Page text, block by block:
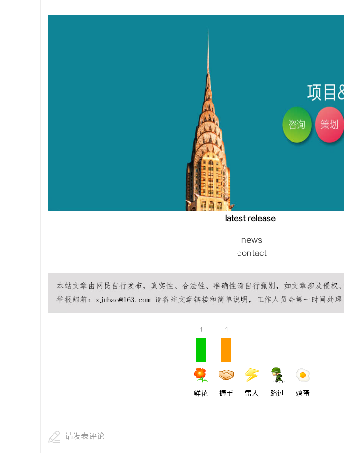
latest release
news
contact
1
鲜花
1
握手 雷人 路过 鸡蛋
请发表评论
开店最怕“搜不到”为什么隔壁店铺没花钱，
ai却天天给他免费派单？